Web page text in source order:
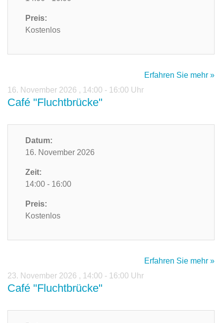
Preis:
Kostenlos
Erfahren Sie mehr »
16. November 2026 , 14:00 - 16:00 Uhr
Café "Fluchtbrücke"
Datum:
16. November 2026
Zeit:
14:00 - 16:00
Preis:
Kostenlos
Erfahren Sie mehr »
23. November 2026 , 14:00 - 16:00 Uhr
Café "Fluchtbrücke"